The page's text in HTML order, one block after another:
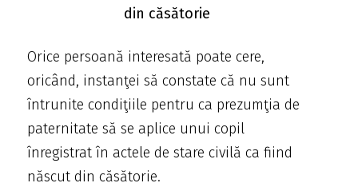
din căsătorie
Orice persoană interesată poate cere,
oricând, instanţei să constate că nu sunt
întrunite condiţiile pentru ca prezumţia de
paternitate să se aplice unui copil
înregistrat în actele de stare civilă ca fiind
născut din căsătorie.